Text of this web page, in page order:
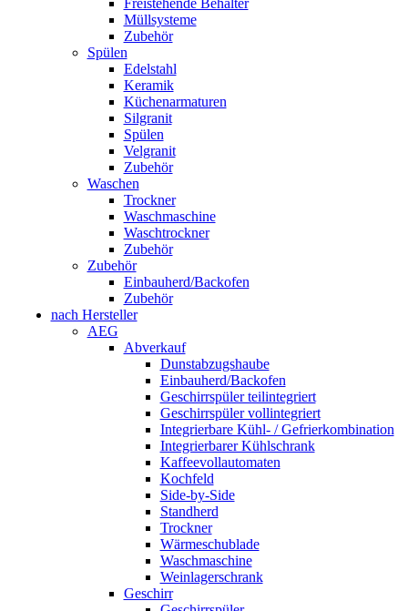
Freistehende Behälter
Müllsysteme
Zubehör
Spülen
Edelstahl
Keramik
Küchenarmaturen
Silgranit
Spülen
Velgranit
Zubehör
Waschen
Trockner
Waschmaschine
Waschtrockner
Zubehör
Zubehör
Einbauherd/Backofen
Zubehör
nach Hersteller
AEG
Abverkauf
Dunstabzugshaube
Einbauherd/Backofen
Geschirrspüler teilintegriert
Geschirrspüler vollintegriert
Integrierbare Kühl- / Gefrierkombination
Integrierbarer Kühlschrank
Kaffeevollautomaten
Kochfeld
Side-by-Side
Standherd
Trockner
Wärmeschublade
Waschmaschine
Weinlagerschrank
Geschirr